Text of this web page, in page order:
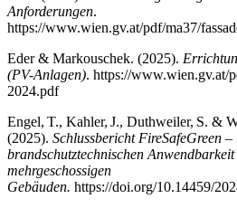
Anforderungen.
https://www.wien.gv.at/pdf/ma37/
Eder & Markouschek. (2025).
(PV-Anlagen). https://www.wien.gv.at/
2024.pdf
Engel, T., Kahler, J., Duthweiler, S. &
(2025). Schlussbericht FireSafeGreen
brandschutztechnischen
mehrgeschossigen
Gebäuden. https://doi.org/10.14459/